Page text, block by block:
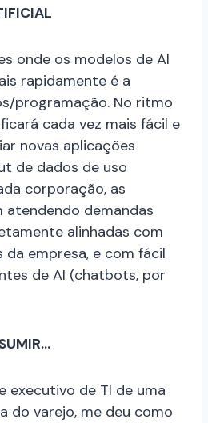
onde os modelos de AI
rapidamente é a
programação. No ritmo
cada vez mais fácil e
novas aplicações
de dados de uso
corporação, as
atendendo demandas
alinhadas com
empresa, e com fácil
de AI (chatbots, por
executivo de TI de uma
do varejo, me deu como